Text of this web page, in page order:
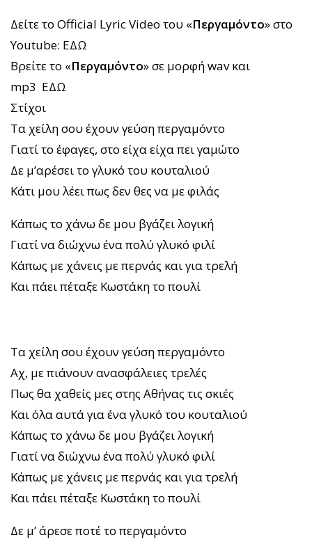
Δείτε το Official Lyric Video του «Περγαμόντο» στο
Υoutube: ΕΔΩ
Βρείτε το «Περγαμόντο» σε μορφή wav και
mp3 ΕΔΩ
Στίχοι
Τα χείλη σου έχουν γεύση περγαμόντο
Γιατί το έφαγες, στο είχα είχα πει γαμώτο
Δε μ’αρέσει το γλυκό του κουταλιού
Κάτι μου λέει πως δεν θες να με φιλάς
Κάπως το χάνω δε μου βγάζει λογική
Γιατί να διώχνω ένα πολύ γλυκό φιλί
Κάπως με χάνεις με περνάς και για τρελή
Και πάει πέταξε Κωστάκη το πουλί
Τα χείλη σου έχουν γεύση περγαμόντο
Αχ, με πιάνουν ανασφάλειες τρελές
Πως θα χαθείς μες στης Αθήνας τις σκιές
Και όλα αυτά για ένα γλυκό του κουταλιού
Κάπως το χάνω δε μου βγάζει λογική
Γιατί να διώχνω ένα πολύ γλυκό φιλί
Κάπως με χάνεις με περνάς και για τρελή
Και πάει πέταξε Κωστάκη το πουλί
Δε μ’ άρεσε ποτέ το περγαμόντο